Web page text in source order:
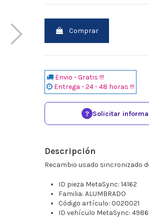
Comprar
Envio - Gratis !!!
Entrega - 24 - 48 horas !!!
? Solicitar
Descripción
Recambio usado sincronizado
ID pieza MetaSync: 14162
Familia: ALUMBRADO
Código artículo: 0020021
ID vehículo MetaSync: